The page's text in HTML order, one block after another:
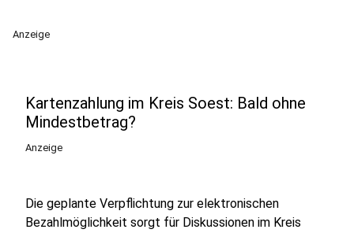
Anzeige
Kartenzahlung im Kreis Soest: Bald ohne
Mindestbetrag?
Anzeige
Die geplante Verpflichtung zur elektronischen
Bezahlmöglichkeit sorgt für Diskussionen im Kreis